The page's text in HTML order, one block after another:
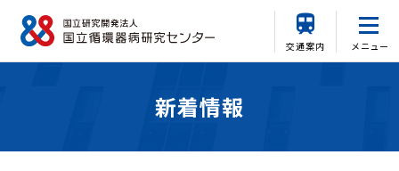
交通案内 メニュー
新着情報